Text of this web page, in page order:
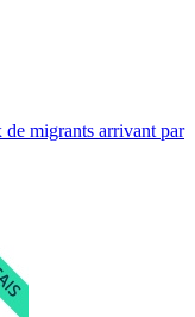
de migrants arrivant par